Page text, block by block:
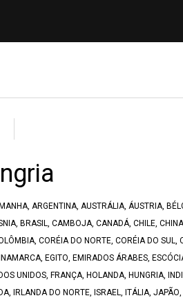
,ARGENTINA,AUSTRÁLIA,ÁUSTRIA,
, BRASIL, CAMBOJA, CANADÁ, CHILE, CHINA
, CORÉIA DO NORTE, CORÉIA DO SUL,
, EGITO, EMIRADOS ÁRABES,
UNIDOS, FRANÇA, HOLANDA, HUNGRIA,
, IRLANDA DO NORTE, ISRAEL, ITÁLIA, JAPÃO,